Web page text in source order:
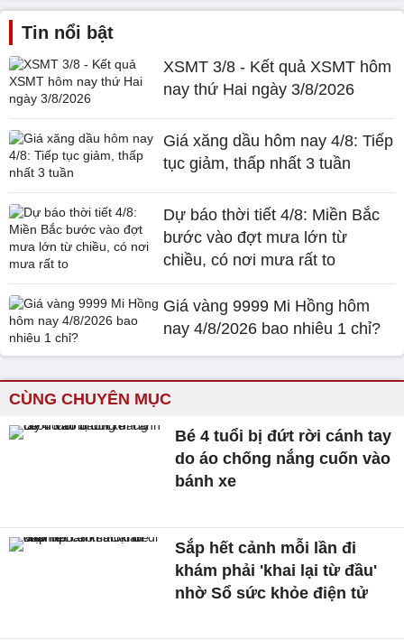
Tin nổi bật
XSMT 3/8 - Kết quả XSMT hôm
nay thứ Hai ngày 3/8/2026
Giá xăng dầu hôm nay 4/8: Tiếp
tục giảm, thấp nhất 3 tuần
Dự báo thời tiết 4/8: Miền Bắc
bước vào đợt mưa lớn từ
chiều, có nơi mưa rất to
Giá vàng 9999 Mi Hồng hôm
nay 4/8/2026 bao nhiêu 1 chỉ?
CÙNG CHUYÊN MỤC
Bé 4 tuổi bị đứt rời cánh tay
do áo chống nắng cuốn vào
bánh xe
Sắp hết cảnh mỗi lần đi
khám phải 'khai lại từ đầu'
nhờ Sổ sức khỏe điện tử